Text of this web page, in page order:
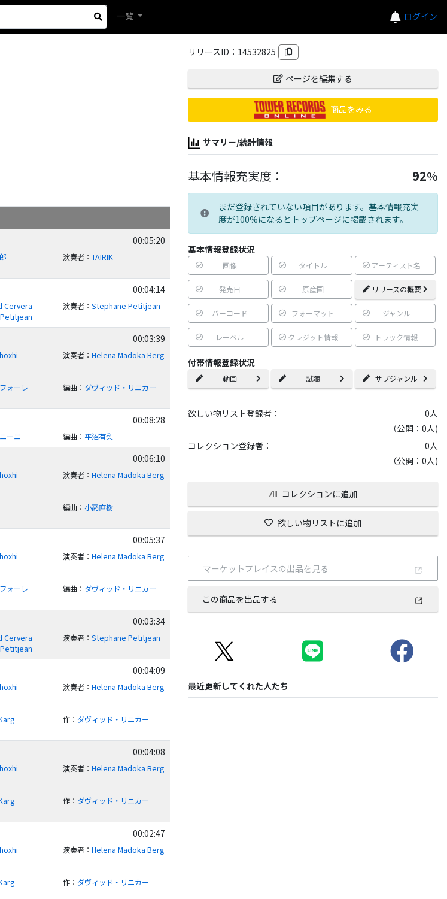
ログイン
一覧
00:05:20
演奏者 ：TAIRIK
00:04:14
Cervera 演奏者 ：Stephane Petitjean
00:03:39
演奏者 ：Helena Madoka Berg
ォーレ 編曲 ： ダヴィッド・リニカー
00:08:28
ーニ 編曲 ： 平沼有梨
00:06:10
演奏者 ：Helena Madoka Berg
編曲 ：小高直樹
00:05:37
演奏者 ：Helena Madoka Berg
ォーレ 編曲 ： ダヴィッド・リニカー
00:03:34
Cervera 演奏者 ：Stephane Petitjean
00:04:09
演奏者 ：Helena Madoka Berg
作 ： ダヴィッド・リニカー
00:04:08
演奏者 ：Helena Madoka Berg
作 ： ダヴィッド・リニカー
00:02:47
演奏者 ：Helena Madoka Berg
作 ： ダヴィッド・リニカー
リリースID： 14532825
ページを編集する
商品をみる
サマリー/統計情報
基本情報充実度： 92%
まだ登録されていない項目があります。基本情報充実
度が100%になるとトップページに掲載されます。
基本情報登録状況
画像 タイトル アーティスト名
発売日 原産国 リリースの概要
バーコード フォーマット ジャンル
レーベル クレジット情報 トラック情報
付帯情報登録状況
動画 試聴 サブジャンル
欲しい物リスト登録者： 0人
（公開：0人)
コレクション登録者：
0人
（公開：0人)
コレクションに追加
欲しい物リストに追加
マーケットプレイスの出品を見る
この商品を出品する
最近更新してくれた人たち